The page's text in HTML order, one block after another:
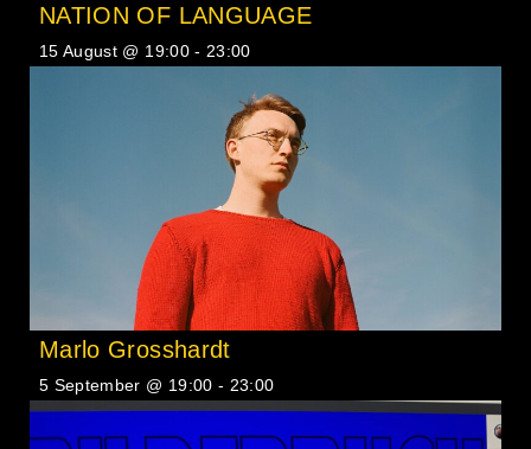
NATION OF LANGUAGE
15 August @ 19:00- 23:00
Marlo Grosshardt
5 September @ 19:00 - 23:00